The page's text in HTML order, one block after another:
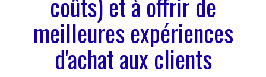
meilleures expériences
d'achat aux clients